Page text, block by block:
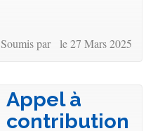
Soumis par le 27 Mars 2025
Appel à
contribution